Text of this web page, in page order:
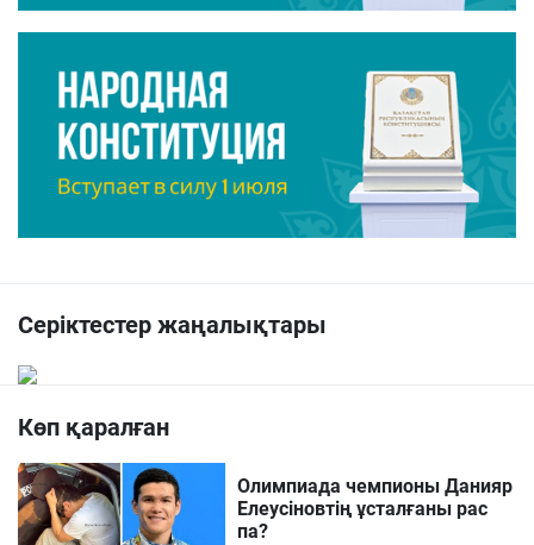
Серіктестер жаңалықтары
Көп қаралған
Олимпиада чемпионы Данияр
Елеусіновтің ұсталғаны рас
па?